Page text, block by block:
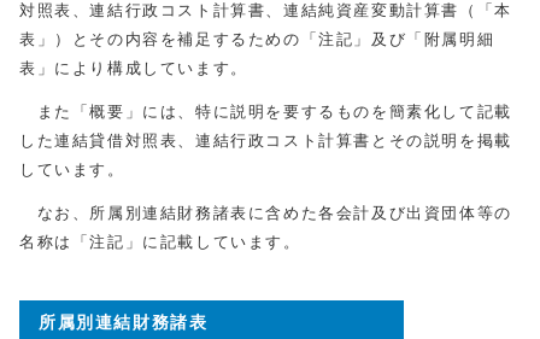
対照表、連結行政コスト計算書、連結純資産変動計算書（「本
表」）とその内容を補足するための「注記」及び「附属明細
表」により構成しています。
また「概要」には、特に説明を要するものを簡素化して記載
した連結貸借対照表、連結行政コスト計算書とその説明を掲載
しています。
なお、所属別連結財務諸表に含めた各会計及び出資団体等の
名称は「注記」に記載しています。
所属別連結財務諸表